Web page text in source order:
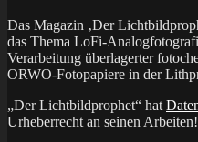
Das Magazin ‚Der
das Thema LoFi-
Verarbeitung überlagerter
ORWO-Fotopapiere in der
„Der Lichtbildprophet“ hat
Urheberrecht an seinen Arbeiten!